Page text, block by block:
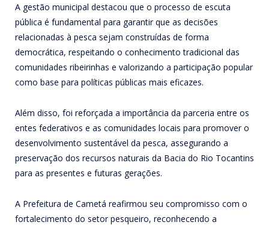
A gestão municipal destacou que o processo de escuta
pública é fundamental para garantir que as decisões
relacionadas à pesca sejam construídas de forma
democrática, respeitando o conhecimento tradicional das
comunidades ribeirinhas e valorizando a participação popular
como base para políticas públicas mais eficazes.
Além disso, foi reforçada a importância da parceria entre os
entes federativos e as comunidades locais para promover o
desenvolvimento sustentável da pesca, assegurando a
preservação dos recursos naturais da Bacia do Rio Tocantins
para as presentes e futuras gerações.
A Prefeitura de Cametá reafirmou seu compromisso com o
fortalecimento do setor pesqueiro, reconhecendo a